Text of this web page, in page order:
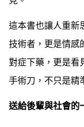
這本書也讓人重新
技術者，更是情感
對症下藥，更是看
手術刀，不只是精
送給後輩與社會的